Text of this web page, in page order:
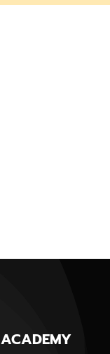
ACADEMY